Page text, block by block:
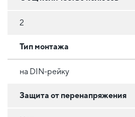
2
Тип монтажа
на DIN-рейку
Защита от перенапряжения